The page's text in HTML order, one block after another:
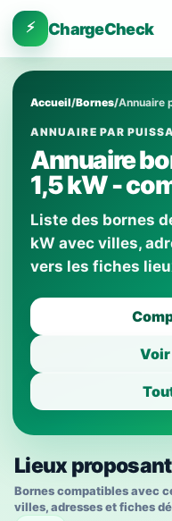
⚡ ChargeCheck
Accueil/Bornes/Annuaire
ANNUAIRE PAR
Annuaire
1,5 kW -
Liste des bornes
kW avec villes,
vers les fiches
Lieux
Bornes compatibles avec
villes, adresses et fiches